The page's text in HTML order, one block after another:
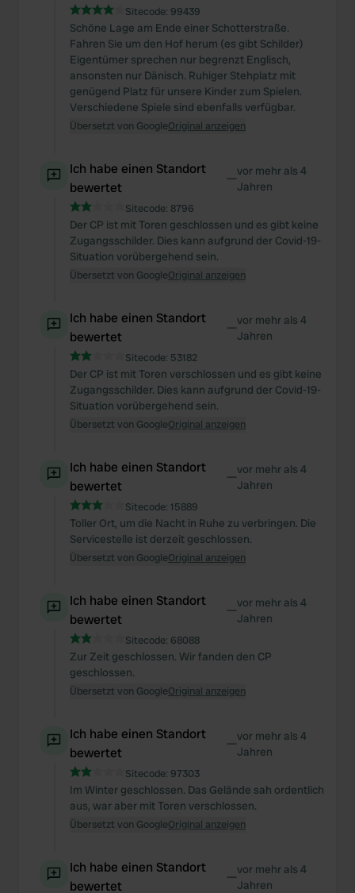
Sitecode: 99439
Schöne Lage am Ende einer Schotterstraße.
Fahren Sie um den Hof herum (es gibt Schilder)
Eigentümer sprechen nur begrenzt Englisch,
ansonsten nur Dänisch. Ruhiger Stehplatz mit
genügend Platz für unsere Kinder zum Spielen.
Verschiedene Spiele sind ebenfalls verfügbar.
Übersetzt von GoogleOriginal anzeigen
Ich habe einen Standort
bewertet
—vor mehr als 4
Jahren
Sitecode: 8796
Der CP ist mit Toren geschlossen und es gibt keine
Zugangsschilder. Dies kann aufgrund der Covid-19-
Situation vorübergehend sein.
Übersetzt von GoogleOriginal anzeigen
Ich habe einen Standort
bewertet
—vor mehr als 4
Jahren
Sitecode: 53182
Der CP ist mit Toren verschlossen und es gibt keine
Zugangsschilder. Dies kann aufgrund der Covid-19-
Situation vorübergehend sein.
Übersetzt von GoogleOriginal anzeigen
Ich habe einen Standort
bewertet
—vor mehr als 4
Jahren
Sitecode: 15889
Toller Ort, um die Nacht in Ruhe zu verbringen. Die
Servicestelle ist derzeit geschlossen.
Übersetzt von GoogleOriginal anzeigen
Ich habe einen Standort
bewertet
—vor mehr als 4
Jahren
Sitecode: 68088
Zur Zeit geschlossen. Wir fanden den CP
geschlossen.
Übersetzt von GoogleOriginal anzeigen
Ich habe einen Standort
bewertet
—vor mehr als 4
Jahren
Sitecode: 97303
Im Winter geschlossen. Das Gelände sah ordentlich
aus, war aber mit Toren verschlossen.
Übersetzt von GoogleOriginal anzeigen
Ich habe einen Standort
bewertet
—vor mehr als 4
Jahren